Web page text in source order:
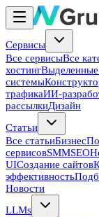
Сервисы
Все сервисыВсе
хостинг
системы
трафикаИИ-
рассылкиДизайн
Статьи
Все статьиБизнес
сервисовSMMSEO
UIСоздание сайтов
эффективность
Новости
LLMs